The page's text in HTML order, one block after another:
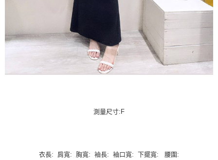
測量尺寸:F
衣長: 肩寬: 胸寬: 袖長: 袖口寬: 下擺寬: 腰圍: